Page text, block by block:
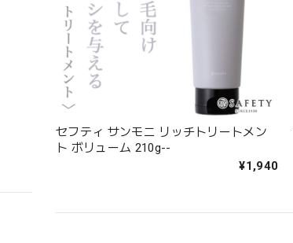
セフティ サンモニ リッチトリートメン
ト ボリューム 210g--
¥1,940